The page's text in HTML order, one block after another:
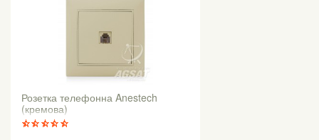
Розетка телефонна Anestech
(кремова)